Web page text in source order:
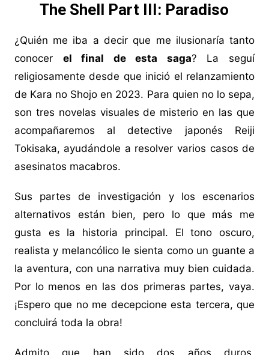
The Shell Part III: Paradiso
¿Quién me iba a decir que me ilusionaría tanto
conocer el final de esta saga? La seguí
religiosamente desde que inició el relanzamiento
de Kara no Shojo en 2023. Para quien no lo sepa,
son tres novelas visuales de misterio en las que
acompañaremos al detective japonés Reiji
Tokisaka, ayudándole a resolver varios casos de
asesinatos macabros.
Sus partes de investigación y los escenarios
alternativos están bien, pero lo que más me
gusta es la historia principal. El tono oscuro,
realista y melancólico le sienta como un guante a
la aventura, con una narrativa muy bien cuidada.
Por lo menos en las dos primeras partes, vaya.
¡Espero que no me decepcione esta tercera, que
concluirá toda la obra!